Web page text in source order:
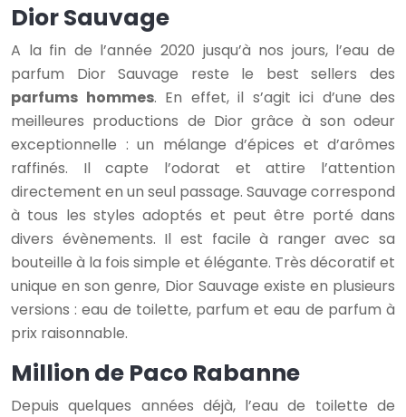
Dior Sauvage
A la fin de l’année 2020 jusqu’à nos jours, l’eau de
parfum Dior Sauvage reste le best sellers des
parfums hommes. En effet, il s’agit ici d’une des
meilleures productions de Dior grâce à son odeur
exceptionnelle : un mélange d’épices et d’arômes
raffinés. Il capte l’odorat et attire l’attention
directement en un seul passage. Sauvage correspond
à tous les styles adoptés et peut être porté dans
divers évènements. Il est facile à ranger avec sa
bouteille à la fois simple et élégante. Très décoratif et
unique en son genre, Dior Sauvage existe en plusieurs
versions : eau de toilette, parfum et eau de parfum à
prix raisonnable.
Million de Paco Rabanne
Depuis quelques années déjà, l’eau de toilette de